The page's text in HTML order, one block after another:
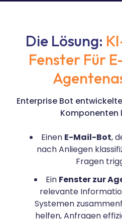
Die Lösung:
Fenster Für
Enterprise Bot
Komponenten
Einen E-Mail-Bot,
nach Anliegen
Fragen
Ein Fenster zur
relevante
Systemen
helfen, Anfragen